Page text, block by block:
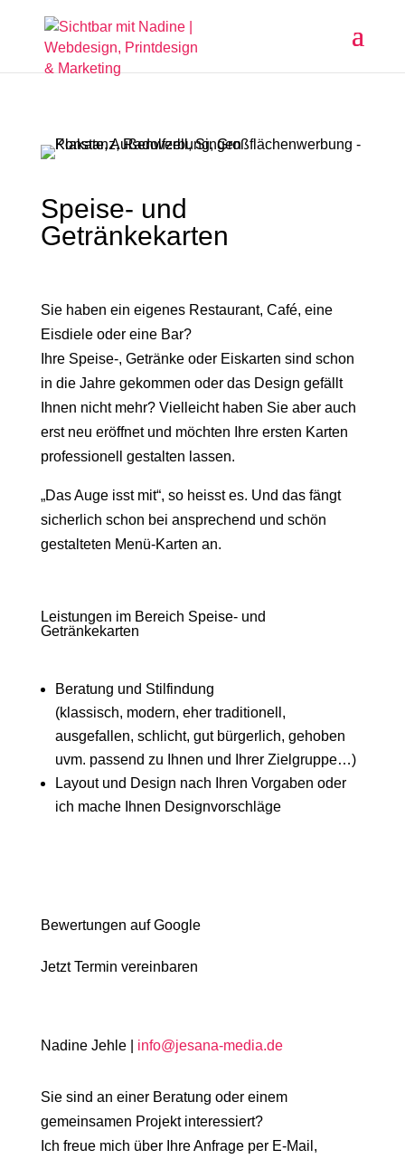
Speise- und
Getränkekarten
Sie haben ein eigenes Restaurant, Café, eine
Eisdiele oder eine Bar?
Ihre Speise-, Getränke oder Eiskarten sind schon
in die Jahre gekommen oder das Design gefällt
Ihnen nicht mehr? Vielleicht haben Sie aber auch
erst neu eröffnet und möchten Ihre ersten Karten
professionell gestalten lassen.
„Das Auge isst mit“, so heisst es. Und das fängt
sicherlich schon bei ansprechend und schön
gestalteten Menü-Karten an.
Leistungen im Bereich Speise- und
Getränkekarten
Beratung und Stilfindung
(klassisch, modern, eher traditionell,
ausgefallen, schlicht, gut bürgerlich, gehoben
uvm. passend zu Ihnen und Ihrer Zielgruppe…)
Layout und Design nach Ihren Vorgaben oder
ich mache Ihnen Designvorschläge
Bewertungen auf Google
Jetzt Termin vereinbaren
Nadine Jehle | info@jesana-media.de
Sie sind an einer Beratung oder einem
gemeinsamen Projekt interessiert?
Ich freue mich über Ihre Anfrage per E-Mail,